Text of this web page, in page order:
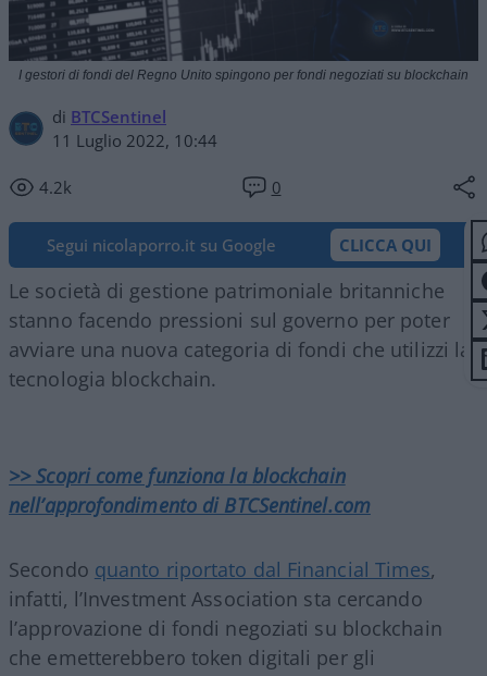
di BTCSentinel
11 Luglio 2022, 10:44
4.2k 0
I gestori di fondi del Regno Unito spingono per fondi negoziati su blockchain
Segui nicolaporro.it su Google CLICCA QUI
Le società di gestione patrimoniale britanniche
stanno facendo pressioni sul governo per poter
avviare una nuova categoria di fondi che utilizzi la
tecnologia blockchain.
>> Scopri come funziona la blockchain
nell’approfondimento di BTCSentinel.com
Secondo quanto riportato dal Financial Times,
infatti, l’Investment Association sta cercando
l’approvazione di fondi negoziati su blockchain
che emetterebbero token digitali per gli